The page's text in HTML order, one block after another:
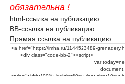
обязательна !
html-ссылка на публикацию
BB-ссылка на публикацию
Прямая ссылка на публикацию